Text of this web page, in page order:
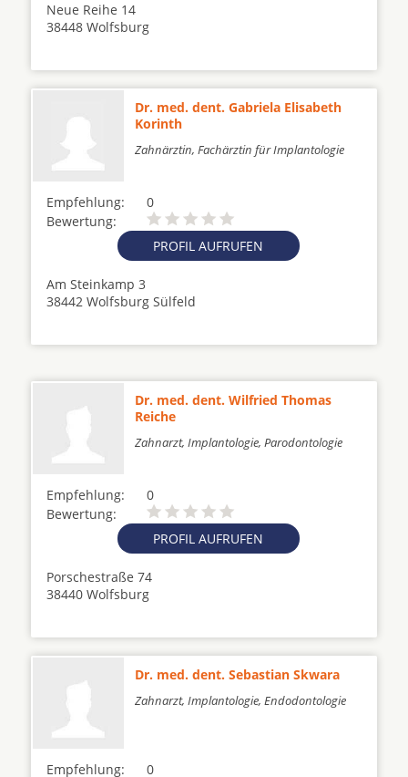
Neue Reihe 14
38448 Wolfsburg
Dr. med. dent. Gabriela Elisabeth
Korinth
Zahnärztin, Fachärztin für Implantologie
Empfehlung:
0
Bewertung:
PROFIL AUFRUFEN
Am Steinkamp 3
38442 Wolfsburg Sülfeld
Dr. med. dent. Wilfried Thomas
Reiche
Zahnarzt, Implantologie, Parodontologie
Empfehlung:
0
Bewertung:
PROFIL AUFRUFEN
Porschestraße 74
38440 Wolfsburg
Dr. med. dent. Sebastian Skwara
Zahnarzt, Implantologie, Endodontologie
Empfehlung: 0